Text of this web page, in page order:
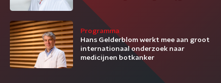
Programma
Hans Gelderblom werkt mee aan groot
internationaal onderzoek naar
medicijnen botkanker